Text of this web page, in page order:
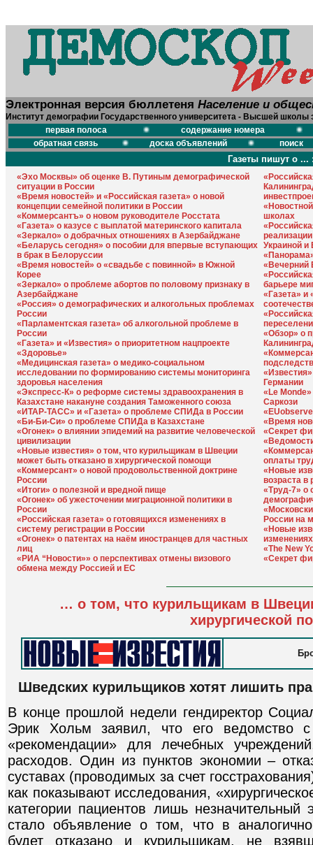
Электронная версия бюллетеня Население и
Институт демографии Государственного университета - Высшей школы
первая полоса
содержание номера
обратная связь
доска объявлений поиск
Газеты пишут о ...
«Эхо Москвы» об оценке В. Путиным демографической
ситуации в России
«Время новостей» и «Российская газета» о новой
концепции семейной политики в России
«Коммерсантъ» о новом руководителе Росстата
«Газета» о казусе с выплатой материнского капитала
«Зеркало» о добрачных отношениях в Азербайджане
«Беларусь сегодня» о пособии для впервые вступающих
в брак в Белоруссии
«Время новостей» о «свадьбе с повинной» в Южной
Корее
«Зеркало» о проблеме абортов по половому признаку в
Азербайджане
«Россия» о демографических и алкогольных проблемах
России
«Парламентская газета» об алкогольной проблеме в
России
«Газета» и «Известия» о приоритетном нацпроекте
«Здоровье»
«Медицинская газета» о медико-социальном
исследовании по формированию системы мониторинга
здоровья населения
«Экспресс-К» о реформе системы здравоохранения в
Казахстане накануне создания Таможенного союза
«ИТАР-ТАСС» и «Газета» о проблеме СПИДа в России
«Би-Би-Си» о проблеме СПИДа в Казахстане
«Огонек» о влиянии эпидемий на развитие человеческой
цивилизации
«Новые известия» о том, что курильщикам в Швеции
может быть отказано в хирургической помощи
«Коммерсант» о новой продовольственной доктрине
России
«Итоги» о полезной и вредной пище
«Огонек» об ужесточении миграционной политики в
России
«Российская газета» о готовящихся изменениях в
систему регистрации в России
«Огонек» о патентах на наём иностранцев для частных
лиц
«РИА “Новости»» о перспективах отмены визового
обмена между Россией и ЕС
школах
Украиной и
«Вечерний
барьере
«Газета» и
«Обзор» о
Германии
«Le
Саркози
«Время
«Секрет
оплаты
«Новые
возраста в
«Труд-7» о
России на
«Новые
изменениях
«The New
«Секрет
… о том, что курильщикам в
хирургической
Шведских курильщиков хотят лишить
В конце прошлой недели гендиректор
Эрик Хольм заявил, что его ведомство
«рекомендации» для лечебных
расходов. Один из пунктов экономии –
суставах (проводимых за счет
как показывают исследования,
категории пациентов лишь
стало объявление о том, что в
будет отказано и курильщикам, не